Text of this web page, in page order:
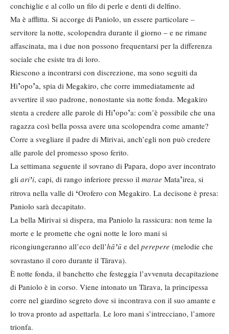
conchiglie e al collo un filo di perle e denti di delfino.
Ma è afflitta. Si accorge di Paniolo, un essere particolare –
servitore la notte, scolopendra durante il giorno – e ne rimane
affascinata, ma i due non possono frequentarsi per la differenza
sociale che esiste tra di loro.
Riescono a incontrarsi con discrezione, ma sono seguiti da
Hi’opo’a, spia di Megakiro, che corre immediatamente ad
avvertire il suo padrone, nonostante sia notte fonda. Megakiro
stenta a credere alle parole di Hi’opo’a: com’è possibile che una
ragazza così bella possa avere una scolopendra come amante?
Corre a svegliare il padre di Mirivai, anch’egli non può credere
alle parole del promesso sposo ferito.
La settimana seguente il sovrano di Papara, dopo aver incontrato
gli ari’i, capi, di rango inferiore presso il marae Mata’irea, si
ritrova nella valle di ‘Orofero con Megakiro. La decisone è presa:
Paniolo sarà decapitato.
La bella Mirivai si dispera, ma Paniolo la rassicura: non teme la
morte e le promette che ogni notte le loro mani si
ricongiungeranno all’eco dell’hā’ū e del perepere (melodie che
sovrastano il coro durante il Tārava).
È notte fonda, il banchetto che festeggia l’avvenuta decapitazione
di Paniolo è in corso. Viene intonato un Tārava, la principessa
corre nel giardino segreto dove si incontrava con il suo amante e
lo trova pronto ad aspettarla. Le loro mani s’intrecciano, l’amore
trionfa.